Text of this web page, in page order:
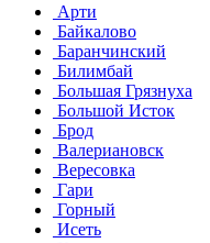
Арти
Байкалово
Баранчинский
Билимбай
Большая Грязнуха
Большой Исток
Брод
Валериановск
Вересовка
Гари
Горный
Исеть